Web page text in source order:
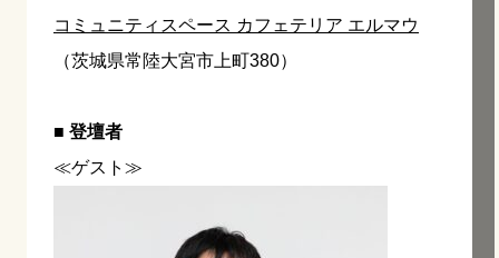
コミュニティスペース カフェテリア エルマウ
（茨城県常陸大宮市上町380）
■ 登壇者
≪ゲスト≫